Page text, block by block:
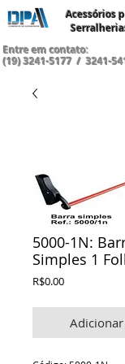
Acessórios
Entre em contato:
(19) 3241-5177 /3241-
5000-1N:
Simples 1
R$0.00Preço